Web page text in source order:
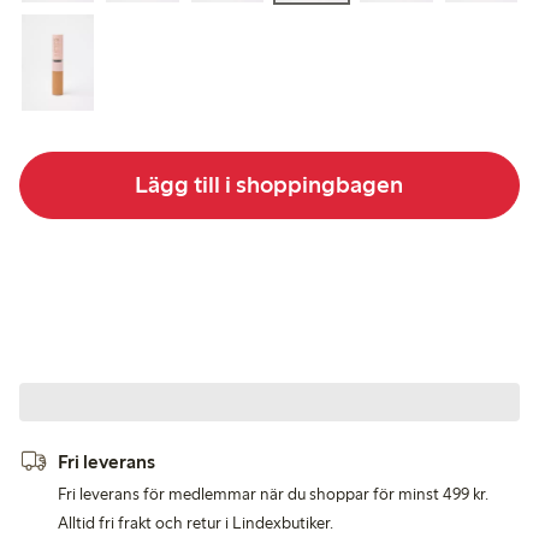
Lägg till i shoppingbagen
Fri leverans
Fri leverans för medlemmar när du shoppar för minst 499 kr.
Alltid fri frakt och retur i Lindexbutiker.